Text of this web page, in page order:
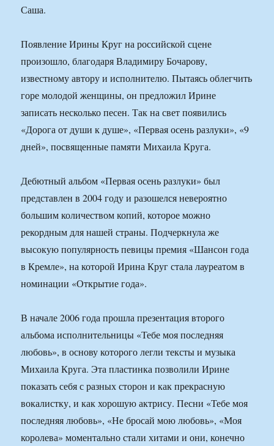
Саша.
Появление Ирины Круг на российской сцене
произошло, благодаря Владимиру Бочарову,
известному автору и исполнителю. Пытаясь облегчить
горе молодой женщины, он предложил Ирине
записать несколько песен. Так на свет появились
«Дорога от души к душе», «Первая осень разлуки», «9
дней», посвященные памяти Михаила Круга.
Дебютный альбом «Первая осень разлуки» был
представлен в 2004 году и разошелся невероятно
большим количеством копий, которое можно
рекордным для нашей страны. Подчеркнула же
высокую популярность певицы премия «Шансон года
в Кремле», на которой Ирина Круг стала лауреатом в
номинации «Открытие года».
В начале 2006 года прошла презентация второго
альбома исполнительницы «Тебе моя последняя
любовь», в основу которого легли тексты и музыка
Михаила Круга. Эта пластинка позволили Ирине
показать себя с разных сторон и как прекрасную
вокалистку, и как хорошую актрису. Песни «Тебе моя
последняя любовь», «Не бросай мою любовь», «Моя
королева» моментально стали хитами и они, конечно